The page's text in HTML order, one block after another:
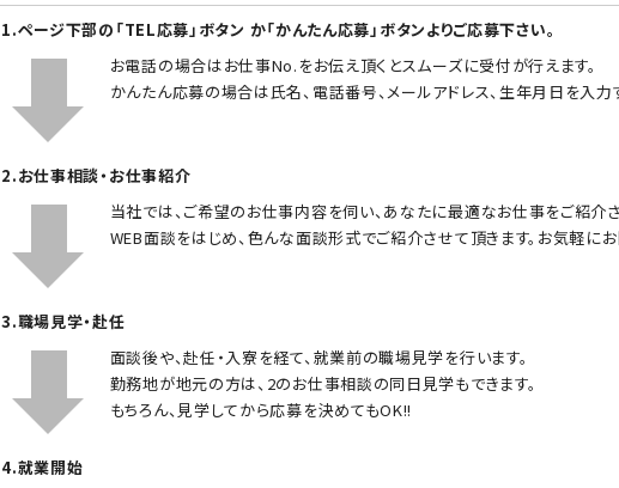
1.ページ下部の「TEL応募」ボタン か「かんたん応募」ボタンよりご応募下さい。
お電話の場合はお仕事No.をお伝え頂くとスムーズに受付が行えます。
かんたん応募の場合は氏名、電話番号、メールアドレス、生年月日を入力
2.お仕事相談・お仕事紹介
当社では、ご希望のお仕事内容を伺い、あなたに最適なお仕事をご紹介
WEB面談をはじめ、色んな面談形式でご紹介させて頂きます。お気軽にお
3.職場見学・赴任
面談後や、赴任・入寮を経て、就業前の職場見学を行います。
勤務地が地元の方は、2のお仕事相談の同日見学もできます。
もちろん、見学してから応募を決めてもOK!!
4.就業開始